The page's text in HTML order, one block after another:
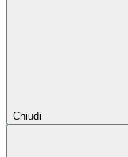
Chiudi